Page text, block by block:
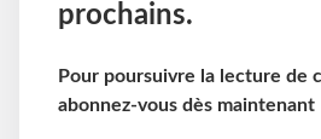
prochains.
Pour poursuivre la lecture de
abonnez-vous dès maintenant